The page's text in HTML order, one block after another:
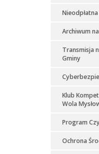
Archiwum
Transmisja
Gminy
Klub
Wola
Program
Ochrona